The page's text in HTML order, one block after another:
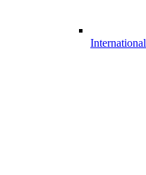
International